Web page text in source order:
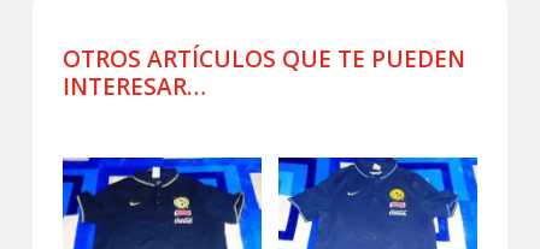
POR
JUGADOR
OTROS ARTÍCULOS QUE TE PUEDEN
INTERESAR…